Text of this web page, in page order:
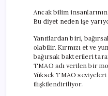
Ancak bilim
Bu diyet neden işe
Yanıtlardan biri,
olabilir. Kırmızı et ve
bağırsak bakterileri
TMAO adı verilen bir
Yüksek TMAO
ilişkilendiriliyor.